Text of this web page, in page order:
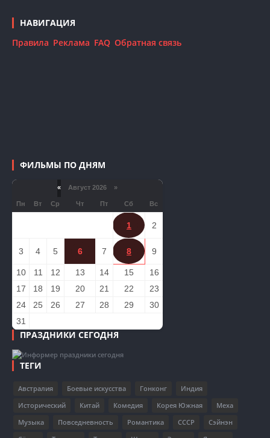
НАВИГАЦИЯ
Правила Реклама FAQ Обратная связь
ФИЛЬМЫ ПО ДНЯМ
« Август 2026 »
Пн Вт Ср Чт Пт Сб Вс
1 2
3 4 5 6 7 8 9
10 11 12 13 14 15
16
17
18 19 20 21 22
23
24
25 26 27 28 29
30
31
ПРАЗДНИКИ СЕГОДНЯ
ТЕГИ
Австралия Боевые искусства Гонконг
Индия
Исторический
Китай Комедия Корея Южная
Меха
Музыка
Повседневность Романтика СССР
Сэйнэн